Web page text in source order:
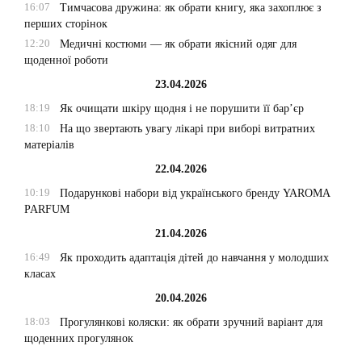
16:07
Тимчасова дружина: як обрати книгу, яка захоплює з
перших сторінок
12:20
Медичні костюми — як обрати якісний одяг для
щоденної роботи
23.04.2026
18:19
Як очищати шкіру щодня і не порушити її бар’єр
18:10
На що звертають увагу лікарі при виборі витратних
матеріалів
22.04.2026
10:19
Подарункові набори від українського бренду YAROMA
PARFUM
21.04.2026
16:49
Як проходить адаптація дітей до навчання у молодших
класах
20.04.2026
18:03
Прогулянкові коляски: як обрати зручний варіант для
щоденних прогулянок